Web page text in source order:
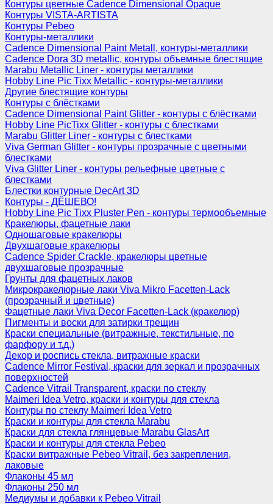
Контуры цветные Cadence Dimensional Opaque
Контуры VISTA-ARTISTA
Контуры Pebeo
Контуры-металлики
Cadence Dimensional Paint Metall, контуры-металлики
Cadence Dora 3D metallic, контуры объемные блестящие
Marabu Metallic Liner - контуры металлики
Hobby Line Pic Tixx Metallic - контуры-металлики
Другие блестящие контуры
Контуры с блёстками
Cadence Dimensional Paint Glitter - контуры с блёстками
Hobby Line PicTixx Glitter - контуры с блестками
Marabu Glitter Liner - контуры с блестками
Viva German Glitter - контуры прозрачные с цветными
блестками
Viva Glitter Liner - контуры рельефные цветные с
блестками
Блестки контурные DecArt 3D
Контуры - ДЁШЕВО!
Hobby Line Pic Tixx Pluster Pen - контуры термообъемные
Кракелюры, фацетные лаки
Одношаговые кракелюры
Двухшаговые кракелюры
Cadence Spider Crackle, кракелюры цветные
двухшаговые прозрачные
Грунты для фацетных лаков
Микрокракелюрные лаки Viva Mikro Facetten-Lack
(прозрачный и цветные)
Фацетные лаки Viva Decor Facetten-Lack (кракелюр)
Пигменты и воски для затирки трещин
Краски специальные (витражные, текстильные, по
фарфору и т.д.)
Декор и роспись стекла, витражные краски
Cadence Mirror Festival, краски для зеркал и прозрачных
поверхностей
Cadence Vitrail Transparent, краски по стеклу
Maimeri Idea Vetro, краски и контуры для стекла
Контуры по стеклу Maimeri Idea Vetro
Краски и контуры для стекла Marabu
Краски для стекла глянцевые Marabu GlasArt
Краски и контуры для стекла Pebeo
Краски витражные Pebeo Vitrail, без закрепления,
лаковые
Флаконы 45 мл
Флаконы 250 мл
Медиумы и добавки к Pebeo Vitrail